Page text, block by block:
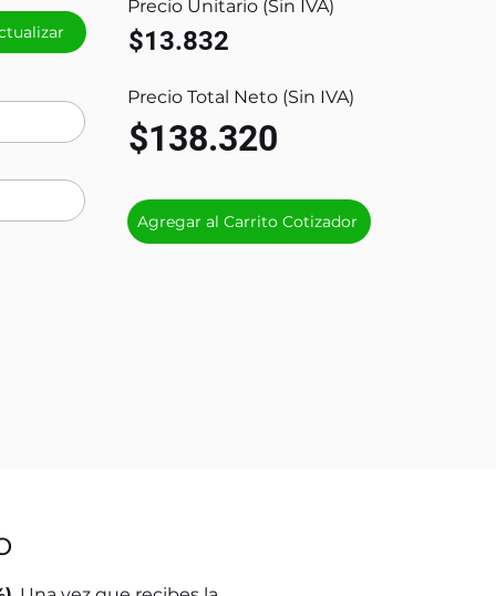
Precio Unitario (Sin IVA)
$13.832
Precio Total Neto (Sin IVA)
$138.320
Agregar al Carrito Cotizador